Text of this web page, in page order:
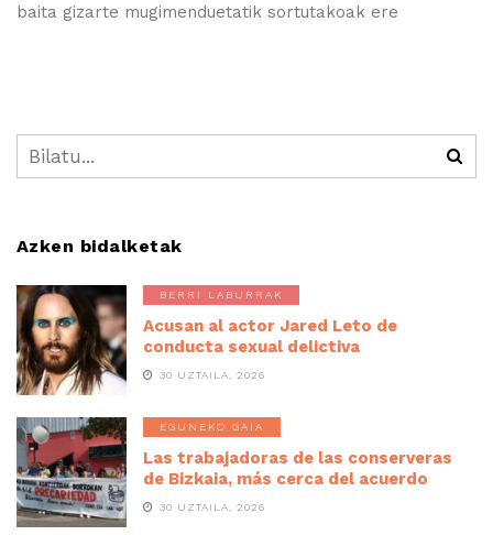
baita gizarte mugimenduetatik sortutakoak ere
Azken bidalketak
BERRI LABURRAK
Acusan al actor Jared Leto de
conducta sexual delictiva
30 UZTAILA, 2026
EGUNEKO GAIA
Las trabajadoras de las conserveras
de Bizkaia, más cerca del acuerdo
30 UZTAILA, 2026